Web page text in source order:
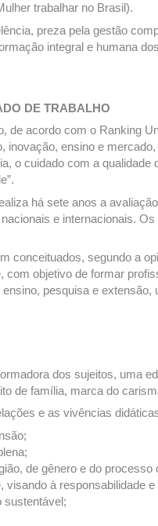
trabalhar no Brasil).
preza pela gestão
integral e humana
DE TRABALHO
de acordo com o Ranking
ensino e
o cuidado com a
há sete anos a
e internacionais.
conceituados, segundo a
objetivo de formar
pesquisa e
dos sujeitos, uma
de família, marca do
e as vivências
de gênero e do
à responsabilidade
sustentável;